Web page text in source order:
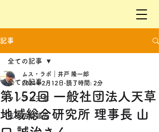
記事
全ての記事
フレフレ天草
支部活動報告
全ての記事
第152回 一般社団法人天草
地域総合研究所 理事長 山
ムス・ラボ｜井戸 隆一郎
2024年2月12日 読了時間: 2分